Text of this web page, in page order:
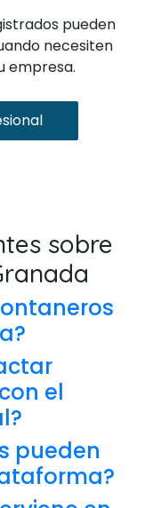
pueden
necesiten
empresa.
sobre
el
pueden